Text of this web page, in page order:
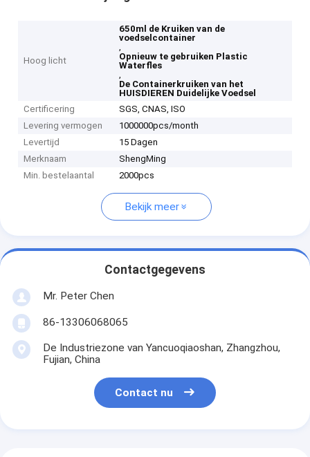
Hoog licht
650ml de Kruiken van de
voedselcontainer
,
Opnieuw te gebruiken Plastic
Waterfles
,
De Containerkruiken van het
HUISDIEREN Duidelijke Voedsel
Certificering
SGS, CNAS, ISO
Levering vermogen
1000000pcs/month
Levertijd
15 Dagen
Merknaam
ShengMing
Min. bestelaantal
2000pcs
Bekijk meer
Contactgegevens
Mr. Peter Chen
86-13306068065
De Industriezone van Yancuoqiaoshan, Zhangzhou,
Fujian, China
Contact nu